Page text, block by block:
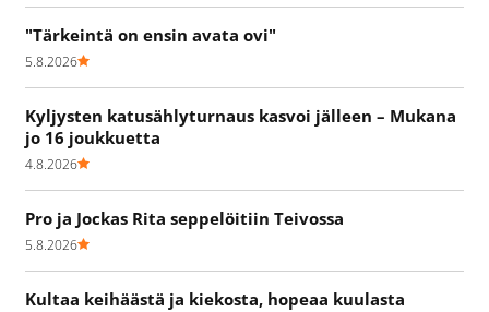
"Tärkeintä on ensin avata ovi"
5.8.2026
Kyljysten katusählyturnaus kasvoi jälleen – Mukana
jo 16 joukkuetta
4.8.2026
Pro ja Jockas Rita seppelöitiin Teivossa
5.8.2026
Kultaa keihäästä ja kiekosta, hopeaa kuulasta